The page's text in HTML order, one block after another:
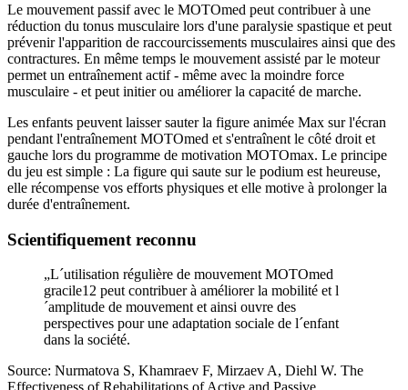
Le mouvement passif avec le MOTOmed peut contribuer à une
réduction du tonus musculaire lors d'une paralysie spastique et peut
prévenir l'apparition de raccourcissements musculaires ainsi que des
contractures. En même temps le mouvement assisté par le moteur
permet un entraînement actif - même avec la moindre force
musculaire - et peut initier ou améliorer la capacité de marche.
Les enfants peuvent laisser sauter la figure animée Max sur l'écran
pendant l'entraînement MOTOmed et s'entraînent le côté droit et
gauche lors du programme de motivation MOTOmax. Le principe
du jeu est simple : La figure qui saute sur le podium est heureuse,
elle récompense vos efforts physiques et elle motive à prolonger la
durée d'entraînement.
Scientifiquement reconnu
„L´utilisation régulière de mouvement MOTOmed
gracile12 peut contribuer à améliorer la mobilité et l
´amplitude de mouvement et ainsi ouvre des
perspectives pour une adaptation sociale de l´enfant
dans la société.
Source: Nurmatova S, Khamraev F, Mirzaev A, Diehl W. The